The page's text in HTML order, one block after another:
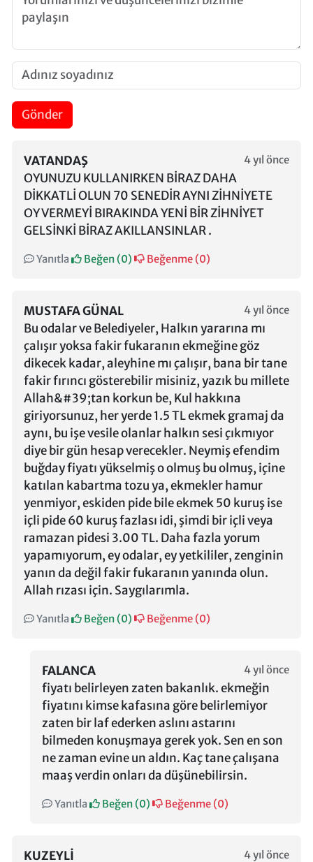
Gönder
VATANDAŞ 4 yıl önce
OYUNUZU KULLANIRKEN BİRAZ DAHA
DİKKATLİ OLUN 70 SENEDİR AYNI ZİHNİYETE
OY VERMEYİ BIRAKINDA YENİ BİR ZİHNİYET
GELSİNKİ BİRAZ AKILLANSINLAR .
Yanıtla Beğen (0) Beğenme (0)
MUSTAFA GÜNAL 4 yıl önce
Bu odalar ve Belediyeler, Halkın yararına mı
çalışır yoksa fakir fukaranın ekmeğine göz
dikecek kadar, aleyhine mı çalışır, bana bir tane
fakir fırıncı gösterebilir misiniz, yazık bu millete
Allah&#39;tan korkun be, Kul hakkına
giriyorsunuz, her yerde 1.5 TL ekmek gramaj da
aynı, bu işe vesile olanlar halkın sesi çıkmıyor
diye bir gün hesap verecekler. Neymiş efendim
buğday fiyatı yükselmiş o olmuş bu olmuş, içine
katılan kabartma tozu ya, ekmekler hamur
yenmiyor, eskiden pide bile ekmek 50 kuruş ise
içli pide 60 kuruş fazlası idi, şimdi bir içli veya
ramazan pidesi 3.00 TL. Daha fazla yorum
yapamıyorum, ey odalar, ey yetkililer, zenginin
yanın da değil fakir fukaranın yanında olun.
Allah rızası için. Saygılarımla.
Yanıtla Beğen (0) Beğenme (0)
FALANCA 4 yıl önce
fiyatı belirleyen zaten bakanlık. ekmeğin
fiyatını kimse kafasına göre belirlemiyor
zaten bir laf ederken aslını astarını
bilmeden konuşmaya gerek yok. Sen en son
ne zaman evine un aldın. Kaç tane çalışana
maaş verdin onları da düşünebilirsin.
Yanıtla Beğen (0) Beğenme (0)
KUZEYLI 4 yıl önce